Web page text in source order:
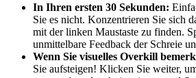
In Ihren ersten 30 Sekunden:
Sie es nicht. Konzentrieren Sie sich
mit der linken Maustaste zu finden.
unmittelbare Feedback der Schreie
Wenn Sie visuelles Overkill
Sie aufsteigen! Klicken Sie weiter,